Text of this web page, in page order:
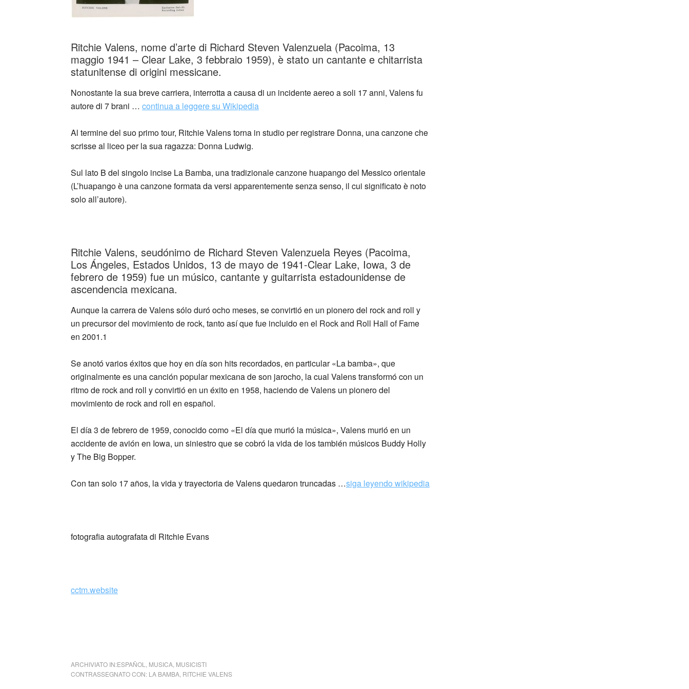
Ritchie Valens, nome d’arte di Richard Steven Valenzuela (Pacoima, 13
maggio 1941 – Clear Lake, 3 febbraio 1959), è stato un cantante e chitarrista
statunitense di origini messicane.
Nonostante la sua breve carriera, interrotta a causa di un incidente aereo a soli 17 anni, Valens fu
autore di 7 brani … continua a leggere su Wikipedia
Al termine del suo primo tour, Ritchie Valens torna in studio per registrare Donna, una canzone che
scrisse al liceo per la sua ragazza: Donna Ludwig.
Sul lato B del singolo incise La Bamba, una tradizionale canzone huapango del Messico orientale
(L’huapango è una canzone formata da versi apparentemente senza senso, il cui significato è noto
solo all’autore).
Ritchie Valens, seudónimo de Richard Steven Valenzuela Reyes (Pacoima,
Los Ángeles, Estados Unidos, 13 de mayo de 1941-Clear Lake, Iowa, 3 de
febrero de 1959) fue un músico, cantante y guitarrista estadounidense de
ascendencia mexicana.
Aunque la carrera de Valens sólo duró ocho meses, se convirtió en un pionero del rock and roll y
un precursor del movimiento de rock, tanto así que fue incluido en el Rock and Roll Hall of Fame
en 2001.1​
Se anotó varios éxitos que hoy en día son hits recordados, en particular «La bamba», que
originalmente es una canción popular mexicana de son jarocho, la cual Valens transformó con un
ritmo de rock and roll y convirtió en un éxito en 1958, haciendo de Valens un pionero del
movimiento de rock and roll en español.
El día 3 de febrero de 1959, conocido como «El día que murió la música», Valens murió en un
accidente de avión en Iowa, un siniestro que se cobró la vida de los también músicos Buddy Holly
y The Big Bopper.
Con tan solo 17 años, la vida y trayectoria de Valens quedaron truncadas …siga leyendo wikipedia
fotografia autografata di Ritchie Evans
cctm.website
ARCHIVIATO IN:ESPAÑOL MUSICA MUSICISTI
CONTRASSEGNATO CON: LA BAMBA RITCHIE VALENS